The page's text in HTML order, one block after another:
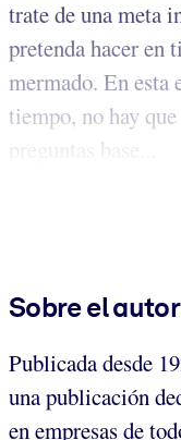
trate de una meta
pretenda hacer en
mermado. En esta
tiempo, no hay
preguntas base...
Sobre el autor
Publicada desde
una publicación
en empresas de